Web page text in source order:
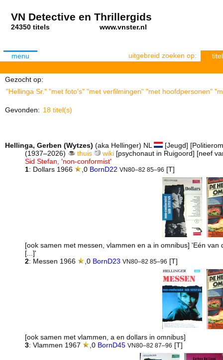
VN Detective en Thrillergids
24350 titels www.vnster.nl
menu uitgebreid zoeken op: titel
Gezocht op:
"Hellinga Sr." "met foto's" "met verfilmingen" "met hoofdpersonen"
Gevonden: 18 titel(s)
Hellinga, Gerben (Wytzes) (aka Hellinger) NL
[Jeugd]
(1937–2026)
thuis wiki[psychonaut in Ruigoord] [neef
Sid Stefan, 'non-conformist'
1: Dollars 1966 ,0 BornD22 VN80–82 85–96 [T]
[ook samen met messen, vlammen en a in omnibus] 'Eén
[...]'
2: Messen 1966 ,0 BornD23 VN80–82 85–96 [T]
[ook samen met vlammen, a en dollars in omnibus]
3: Vlammen 1967 ,0 BornD45 VN80–82 87–96 [T]